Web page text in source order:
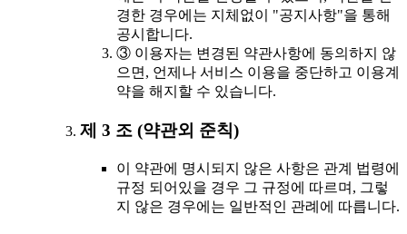
경한 경우에는 지체없이 "공지사항"을 통해
공시합니다.
③ 이용자는 변경된 약관사항에 동의하지 않
으면, 언제나 서비스 이용을 중단하고 이용계
약을 해지할 수 있습니다.
제 3 조 (약관외 준칙)
이 약관에 명시되지 않은 사항은 관계 법령에
규정 되어있을 경우 그 규정에 따르며, 그렇
지 않은 경우에는 일반적인 관례에 따릅니다.